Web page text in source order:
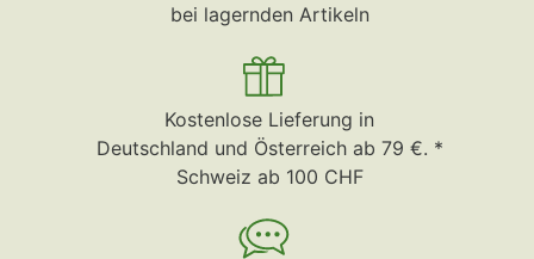
bei lagernden Artikeln
Kostenlose Lieferung in
Deutschland und Österreich ab 79 €. *
Schweiz ab 100 CHF